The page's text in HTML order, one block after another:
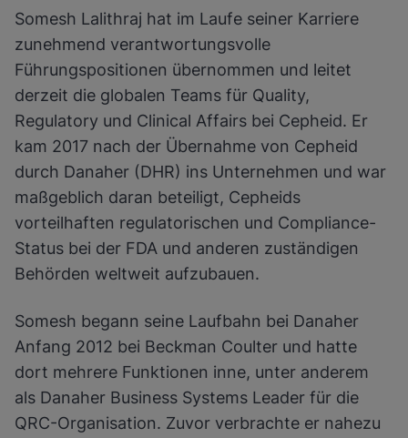
Somesh Lalithraj hat im Laufe seiner Karriere
zunehmend verantwortungsvolle
Führungspositionen übernommen und leitet
derzeit die globalen Teams für Quality,
Regulatory und Clinical Affairs bei Cepheid. Er
kam 2017 nach der Übernahme von Cepheid
durch Danaher (DHR) ins Unternehmen und war
maßgeblich daran beteiligt, Cepheids
vorteilhaften regulatorischen und Compliance-
Status bei der FDA und anderen zuständigen
Behörden weltweit aufzubauen.
Somesh begann seine Laufbahn bei Danaher
Anfang 2012 bei Beckman Coulter und hatte
dort mehrere Funktionen inne, unter anderem
als Danaher Business Systems Leader für die
QRC-Organisation. Zuvor verbrachte er nahezu